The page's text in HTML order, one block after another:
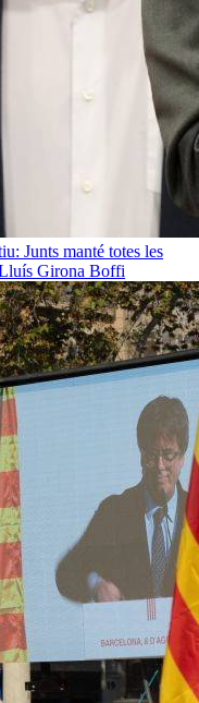
Junts manté totes les
Girona Boffi